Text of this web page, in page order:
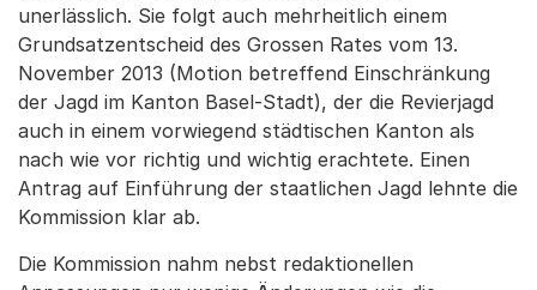
unerlässlich. Sie folgt auch mehrheitlich einem
Grundsatzentscheid des Grossen Rates vom 13.
November 2013 (Motion betreffend Einschränkung
der Jagd im Kanton Basel-Stadt), der die Revierjagd
auch in einem vorwiegend städtischen Kanton als
nach wie vor richtig und wichtig erachtete. Einen
Antrag auf Einführung der staatlichen Jagd lehnte die
Kommission klar ab.
Die Kommission nahm nebst redaktionellen